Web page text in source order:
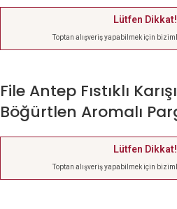
Lütfen Dikkat!
Toptan alışveriş yapabilmek için
File Antep Fıstıklı
Böğürtlen Aromalı
Lütfen Dikkat!
Toptan alışveriş yapabilmek için